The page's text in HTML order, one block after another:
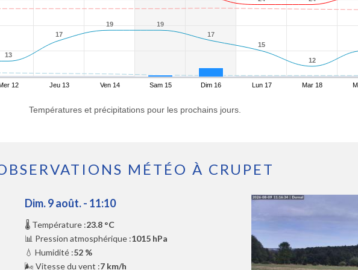
13
13
17
17
19
19 19
19
17
17
15
15
12
12
12 Jeu 13 Ven 14 Sam 15 Dim 16 Lun 17 Mar 18
Températures et précipitations pour les prochains jours.
MÉTÉO À CRUPET
Dim. 9 août. - 11:10
🌡️ Température :23.8 °C
📊 Pression atmosphérique :1015 hPa
💧 Humidité :52 %
🌬️ Vitesse du vent :7 km/h